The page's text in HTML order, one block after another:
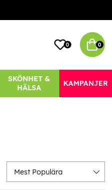
0 0
SKÖNHET &
HÄLSA
KAMPANJER
Mest Populära